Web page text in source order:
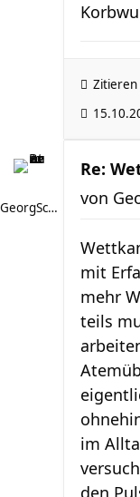
Zitieren
GeorgSchoenegger
Re:
von
mit
mehr
teils
im